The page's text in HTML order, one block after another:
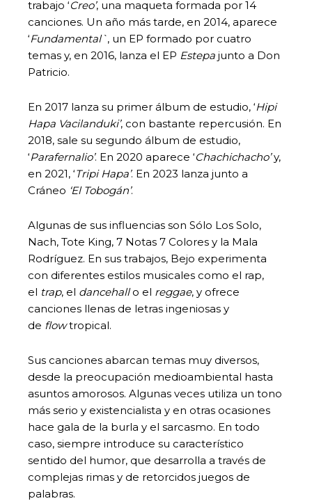
trabajo ‘Creo’, una maqueta formada por 14
canciones. Un año más tarde, en 2014, aparece
‘Fundamental`, un EP formado por cuatro
temas y, en 2016, lanza el EP Estepa junto a Don
Patricio.
En 2017 lanza su primer álbum de estudio, ‘Hipi
Hapa Vacilanduki’, con bastante repercusión. En
2018, sale su segundo álbum de estudio,
‘Parafernalio’. En 2020 aparece ‘Chachichacho’y,
en 2021, ‘Tripi Hapa’. En 2023 lanza junto a
Cráneo ‘El Tobogán’.
Algunas de sus influencias son Sólo Los Solo,
Nach, Tote King, 7 Notas 7 Colores y la Mala
Rodríguez. En sus trabajos, Bejo experimenta
con diferentes estilos musicales como el rap,
el trap, el dancehallo el reggae, y ofrece
canciones llenas de letras ingeniosas y
de flowtropical.
Sus canciones abarcan temas muy diversos,
desde la preocupación medioambiental hasta
asuntos amorosos. Algunas veces utiliza un tono
más serio y existencialista y en otras ocasiones
hace gala de la burla y el sarcasmo. En todo
caso, siempre introduce su característico
sentido del humor, que desarrolla a través de
complejas rimas y de retorcidos juegos de
palabras.